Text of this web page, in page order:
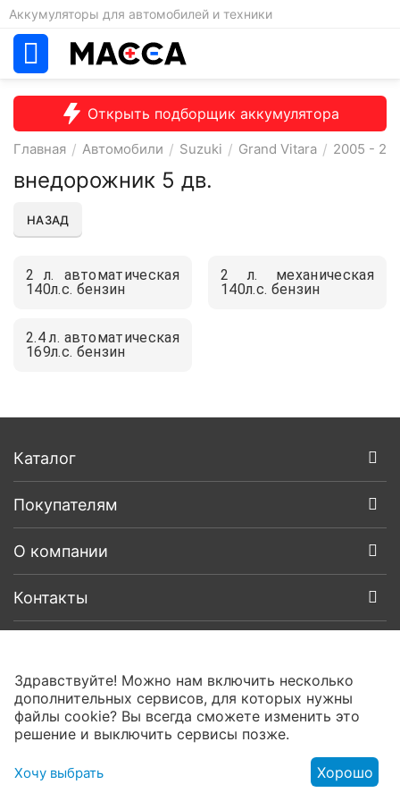
Аккумуляторы для автомобилей и техники
Открыть подборщик аккумулятора
Главная / Автомобили / Suzuki / Grand Vitara / 2005 -
внедорожник 5 дв.
НАЗАД
2 л. автоматическая
140л.с. бензин
2 л. механическая
140л.с. бензин
2.4 л. автоматическая
169л.с. бензин
Каталог
Покупателям
О компании
Контакты
Здравствуйте! Можно нам включить несколько
дополнительных сервисов, для которых нужны
файлы cookie? Вы всегда сможете изменить это
решение и выключить сервисы позже.
Хочу выбрать Хорошо